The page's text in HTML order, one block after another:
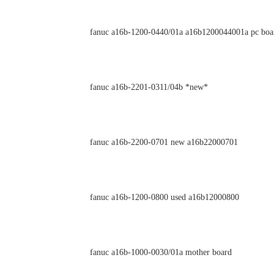
fanuc a16b-1200-0440/01a a16b1200044001a pc
fanuc a16b-2201-0311/04b *new*
fanuc a16b-2200-0701 new a16b22000701
fanuc a16b-1200-0800 used a16b12000800
fanuc a16b-1000-0030/01a mother board